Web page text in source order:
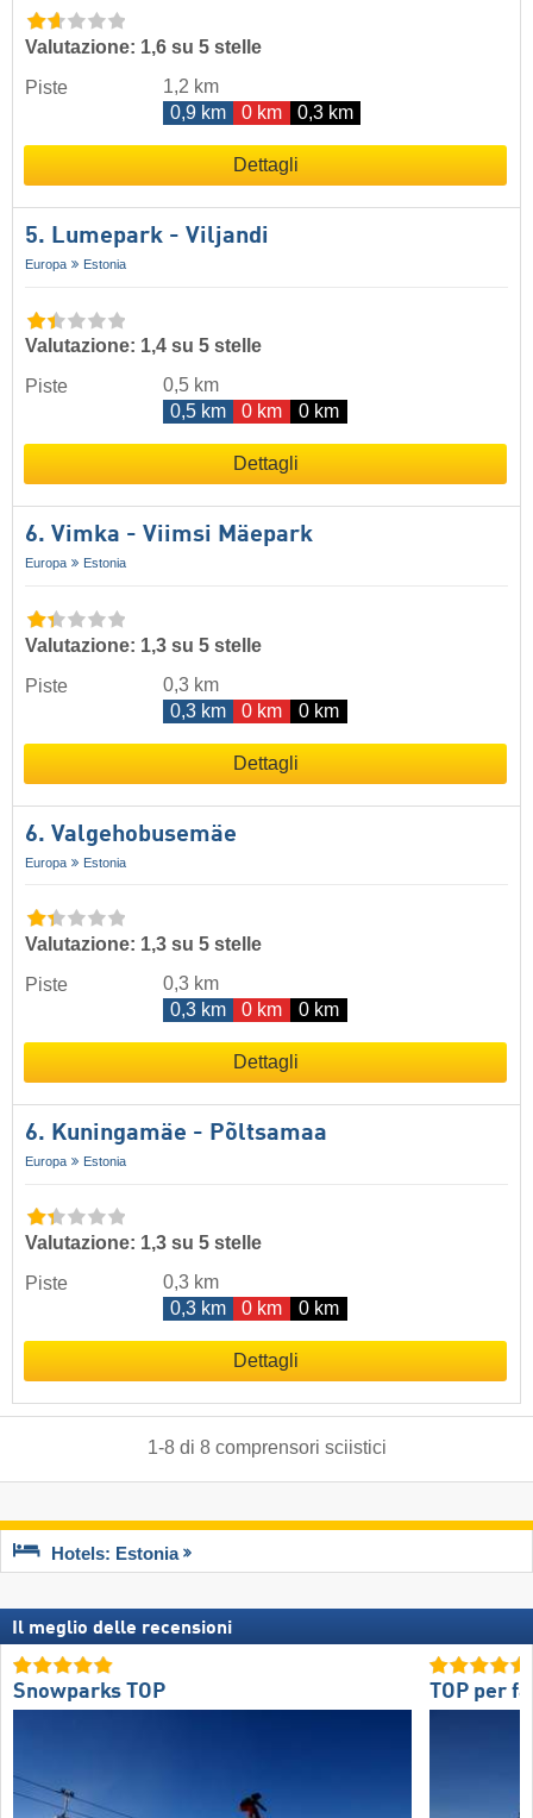
Valutazione: 1,6 su 5 stelle
Piste
1,2 km
0,9 km
0 km 0,3 km
Dettagli
5. Lumepark - Viljandi
Europa Estonia
Valutazione: 1,4 su 5 stelle
Piste
0,5 km
0,5 km
0 km 0 km
Dettagli
6. Vimka - Viimsi Mäepark
Europa Estonia
Valutazione: 1,3 su 5 stelle
Piste
0,3 km
0,3 km
0 km 0 km
Dettagli
6. Valgehobusemäe
Europa Estonia
Valutazione: 1,3 su 5 stelle
Piste
0,3 km
0,3 km
0 km 0 km
Dettagli
6. Kuningamäe - Põltsamaa
Europa Estonia
Valutazione: 1,3 su 5 stelle
Piste
0,3 km
0,3 km
0 km 0 km
Dettagli
1-8di 8 comprensori sciistici
Hotels: Estonia
Il meglio delle recensioni
Snowparks TOP TOP per